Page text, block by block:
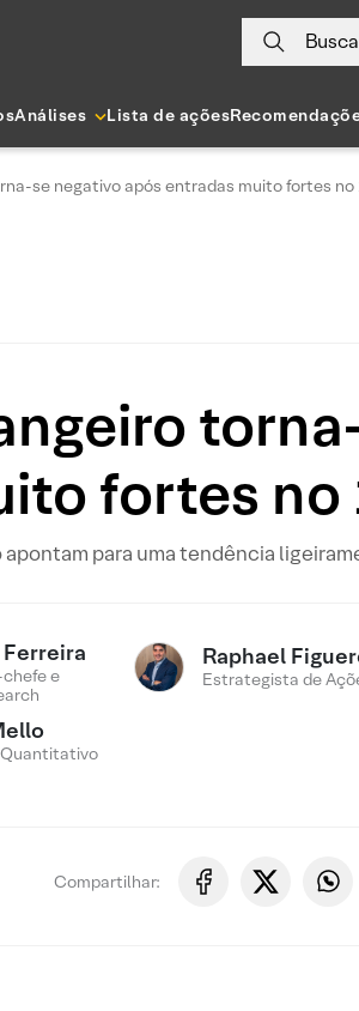
Análises Lista de ações
se negativo após entradas muito fortes no
fortes no
para uma tendência
e
Raphael
Estrategista de
Compartilhar: